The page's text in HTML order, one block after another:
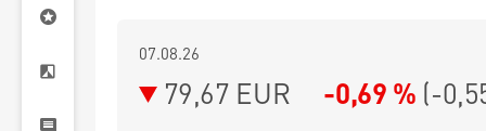
07.08.26
79,67 EUR -0,69 % (-